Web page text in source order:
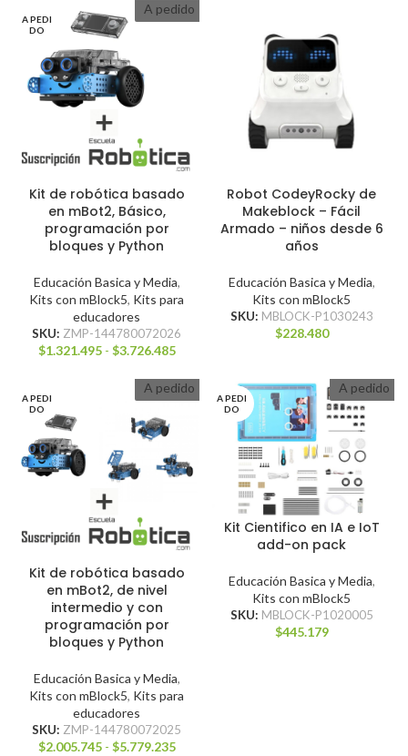
A PEDI
DO
A pedido
Kit de robótica basado
en mBot2, Básico,
programación por
bloques y Python
Educación Basica y Media,
Kits con mBlock5, Kits para
educadores
SKU: ZMP-144780072026
$1.321.495 - $3.726.485
Robot CodeyRocky de
Makeblock – Fácil
Armado – niños desde 6
años
Educación Basica y Media,
Kits con mBlock5
SKU: MBLOCK-P1030243
$228.480
A PEDI
DO
A pedido
Kit de robótica basado
en mBot2, de nivel
intermedio y con
programación por
bloques y Python
Educación Basica y Media,
Kits con mBlock5, Kits para
educadores
SKU: ZMP-144780072025
$2.005.745 - $5.779.235
A PEDI
DO
A pedido
Kit Cientifico en IA e IoT
add-on pack
Educación Basica y Media,
Kits con mBlock5
SKU: MBLOCK-P1020005
$445.179